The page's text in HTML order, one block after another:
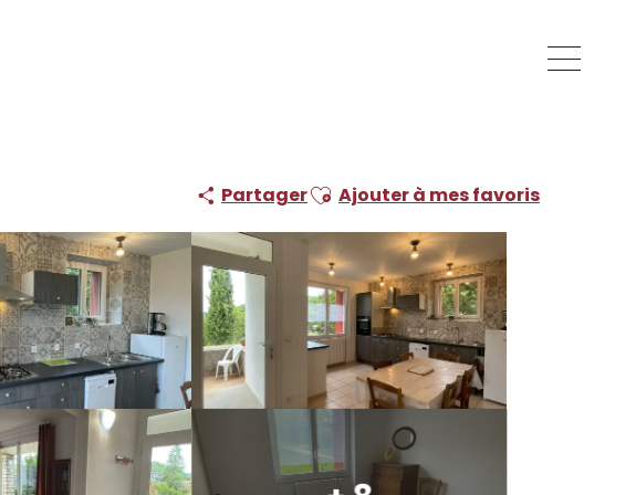
PartagerAjouter aux favoris
Ajouter à mes favoris